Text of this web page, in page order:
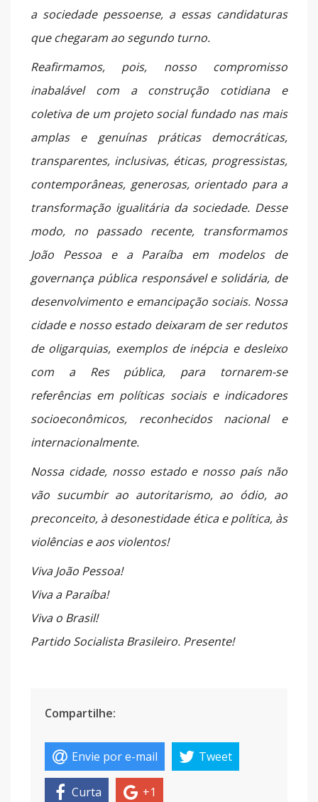
a sociedade pessoense, a essas candidaturas
que chegaram ao segundo turno.
Reafirmamos, pois, nosso compromisso
inabalável com a construção cotidiana e
coletiva de um projeto social fundado nas mais
amplas e genuínas práticas democráticas,
transparentes, inclusivas, éticas, progressistas,
contemporâneas, generosas, orientado para a
transformação igualitária da sociedade. Desse
modo, no passado recente, transformamos
João Pessoa e a Paraíba em modelos de
governança pública responsável e solidária, de
desenvolvimento e emancipação sociais. Nossa
cidade e nosso estado deixaram de ser redutos
de oligarquias, exemplos de inépcia e desleixo
com a Res pública, para tornarem-se
referências em políticas sociais e indicadores
socioeconômicos, reconhecidos nacional e
internacionalmente.
Nossa cidade, nosso estado e nosso país não
vão sucumbir ao autoritarismo, ao ódio, ao
preconceito, à desonestidade ética e política, às
violências e aos violentos!
Viva João Pessoa!
Viva a Paraíba!
Viva o Brasil!
Partido Socialista Brasileiro. Presente!
Compartilhe:
Envie por e-mail Tweet
Curta +1